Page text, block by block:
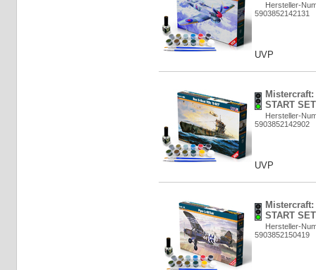
Hersteller-
5903852142131
UVP
Mistercraft:
START
Hersteller-
5903852142902
UVP
START
Hersteller-
5903852150419